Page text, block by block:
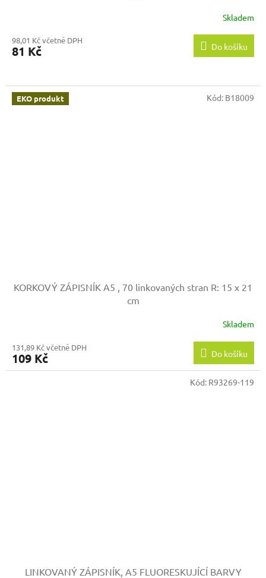
Skladem
98,01 Kč včetně DPH
81 Kč Do košíku
EKO produkt
KORKOVÝ ZÁPISNÍK A5 , 70 linkovaných stran R: 15 x 21
cm
Skladem
131,89 Kč včetně DPH
109 Kč Do košíku
Kód: B18009
LINKOVANÝ ZÁPISNÍK, A5 FLUORESKUJÍCÍ BARVY
Kód: R93269-119